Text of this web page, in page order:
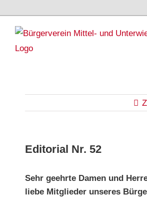
content
Editorial Nr. 52
Sehr geehrte Damen und
liebe Mitglieder unseres